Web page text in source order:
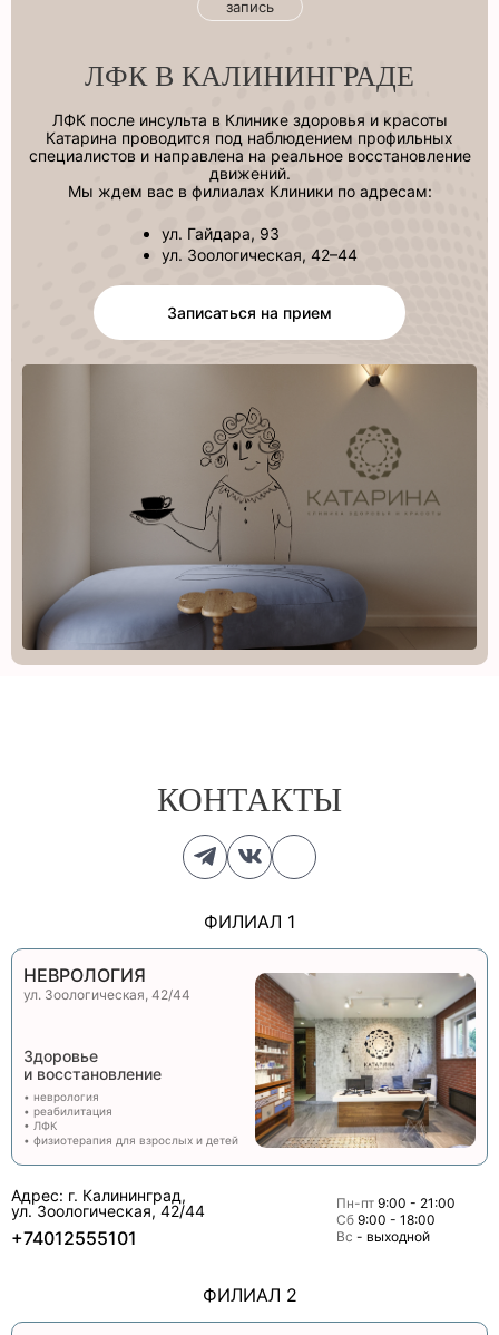
запись
ЛФК В КАЛИНИНГРАДЕ
ЛФК после инсульта в Клинике здоровья и красоты
Катарина проводится под наблюдением профильных
специалистов и направлена на реальное восстановление
движений.
Мы ждем вас в филиалах Клиники по адресам:
ул. Гайдара, 93
ул. Зоологическая, 42–44
Записаться на прием
КОНТАКТЫ
ФИЛИАЛ 1
НЕВРОЛОГИЯ
ул. Зоологическая, 42/44
Здоровье
и восстановление
• неврология
• реабилитация
• ЛФК
• физиотерапия для взрослых и детей
Адрес: г. Калининград,
ул. Зоологическая, 42/44
+74012555101
Пн-пт 9:00 - 21:00
Сб 9:00 - 18:00
Вс - выходной
ФИЛИАЛ 2